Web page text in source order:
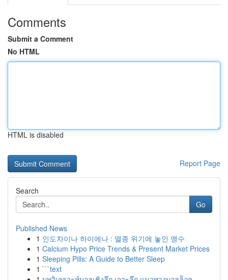
Comments
Submit a Comment
No HTML
HTML is disabled
Report Page
Search
Go
Published News
1 인도차이나 하이에나 : 멸종 위기에 놓인 맹수
1 Calcium Hypo Price Trends & Present Market Prices
1 Sleeping Pills: A Guide to Better Sleep
1 ```text